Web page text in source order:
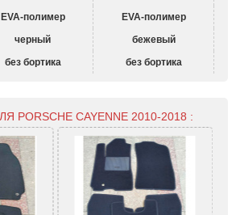
EVA-полимер EVA-полимер
черный бежевый
без бортика без бортика
PORSCHE CAYENNE 2010-2018 :